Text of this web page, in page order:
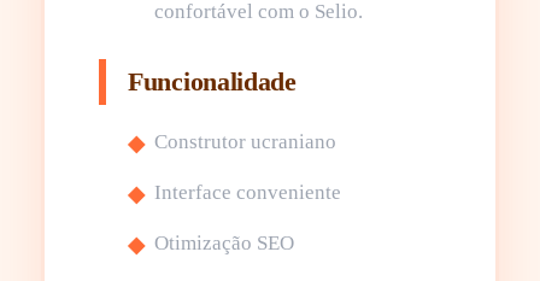
confortável com o Selio.
Funcionalidade
Construtor ucraniano
Interface conveniente
Otimização SEO